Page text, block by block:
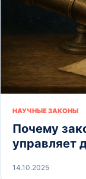
НАУЧНЫЕ ЗАКОНЫ
Почему
управляет
14.10.2025